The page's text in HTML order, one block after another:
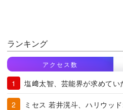
ランキング
アクセス数
塩﨑太智、芸能界が求めてい
ミセス 若井滉斗、ハリウッ